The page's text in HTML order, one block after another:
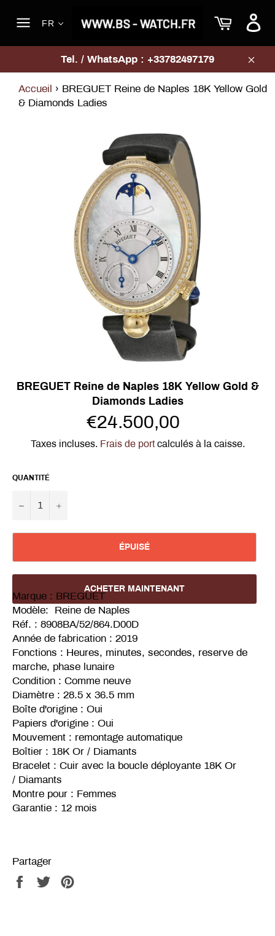
FR Panier
Tel. / WhatsApp : +33782497179
Accueil › BREGUET Reine de Naples 18K Yellow Gold
& Diamonds Ladies
BREGUET Reine de Naples 18K Yellow Gold &
Diamonds Ladies
Prix
régulier
€24.500,00
Taxes incluses. Frais de portcalculés à la caisse.
QUANTITÉ
− +
ÉPUISÉ
ACHETER MAINTENANT
Marque : BREGUET
Modèle: Reine de Naples
Réf. : 8908BA/52/864.D00D
Année de fabrication : 2019
Fonctions : Heures, minutes, secondes, reserve de
marche, phase lunaire
Condition : Comme neuve
Diamètre : 28.5 x 36.5 mm
Boîte d'origine : Oui
Papiers d'origine : Oui
Mouvement : remontage automatique
Boîtier : 18K Or / Diamants
Bracelet : Cuir avec la boucle déployante 18K Or
/ Diamants
Montre pour : Femmes
Garantie : 12 mois
Partager
PartagerTweeter